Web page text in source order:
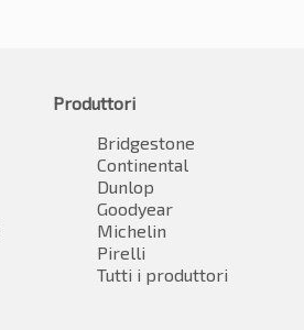
Produttori
Bridgestone
Continental
Dunlop
Goodyear
Michelin
Pirelli
Tutti i produttori